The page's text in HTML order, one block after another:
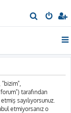
r
"bizim",
tarafından
sayılıyorsunuz.
etmiyorsanız o